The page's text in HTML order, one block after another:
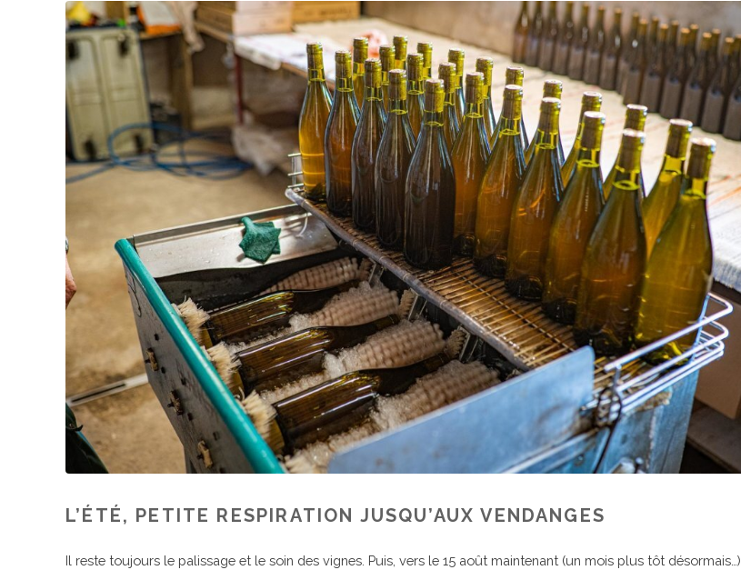
L’ÉTÉ, PETITE RESPIRATION JUSQU’AUX VENDANGES
Il reste toujours le palissage et le soin des vignes. Puis, vers le 15 août maintenant (un mois plus tôt désormais…)